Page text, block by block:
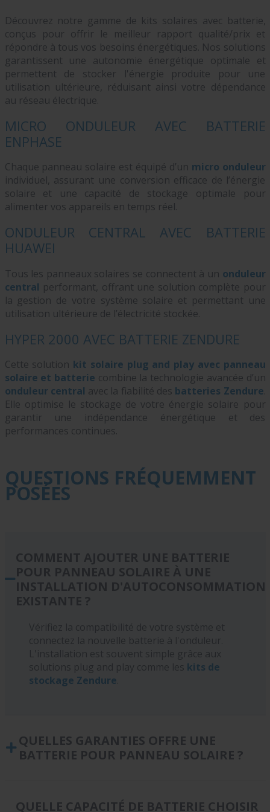
Découvrez notre gamme de kits solaires avec batterie,
conçus pour offrir le meilleur rapport qualité/prix et
répondre à tous vos besoins énergétiques. Nos solutions
garantissent une autonomie énergétique optimale et
permettent de stocker l'énergie produite pour une
utilisation ultérieure, réduisant ainsi votre dépendance
au réseau électrique.
MICRO ONDULEUR AVEC BATTERIE
ENPHASE
Chaque panneau solaire est équipé d’un micro onduleur
individuel, assurant une conversion efficace de l’énergie
solaire et une capacité de stockage optimale pour
alimenter vos appareils en temps réel.
ONDULEUR CENTRAL AVEC BATTERIE
HUAWEI
Tous les panneaux solaires se connectent à un onduleur
central performant, offrant une solution complète pour
la gestion de votre système solaire et permettant une
utilisation ultérieure de l’électricité stockée.
HYPER 2000 AVEC BATTERIE ZENDURE
Cette solution kit solaire plug and play avec panneau
solaire et batterie combine la technologie avancée d’un
onduleur central avec la fiabilité des batteries Zendure.
Elle optimise le stockage de votre énergie solaire pour
garantir une indépendance énergétique et des
performances continues.
QUESTIONS FRÉQUEMMENT
POSÉES
kits de
stockage Zendure
QUELLES GARANTIES OFFRE UNE
BATTERIE POUR PANNEAU SOLAIRE ?
général, une batterie pour panneau solaire est
QUELLE CAPACITÉ DE BATTERIE CHOISIR